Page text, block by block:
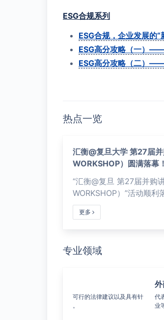
ESG合规系列
ESG合规，企业发展的“
ESG高分攻略（一）
ESG高分攻略（二）
热点一览
汇衡@复旦大学 第27届
WORKSHOP）圆满落幕！
“汇衡@复旦 第27届并购
WORKSHOP）”活动顺利
更多
专业领域
代表外国投资者助其在中国设